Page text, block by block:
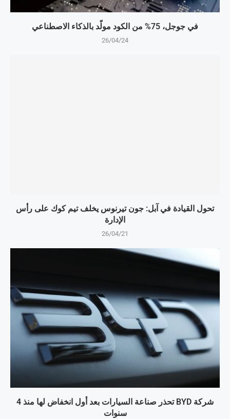
في جوجل، 75% من الكود مولّد بالذكاء الاصطناعي
26/04/24
تحول القيادة في آبل: جون تيرنوس يخلف تيم كوك على رأس
الإدارة
26/04/21
شركة BYD تحذر صناعة السيارات بعد أول انخفاض لها منذ 4
سنوات